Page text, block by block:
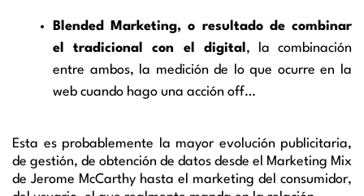
Blended Marketing, o resultado de combinar
el tradicional con el digital , la combinación
entre ambos, la medición de lo que ocurre en la
web cuando hago una acción off…
Esta es probablemente la mayor evolución publicitaria,
de gestión, de obtención de datos desde el Marketing Mix
de Jerome McCarthy hasta el marketing del consumidor,